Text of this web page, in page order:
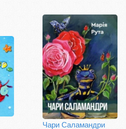
Чари Саламандри